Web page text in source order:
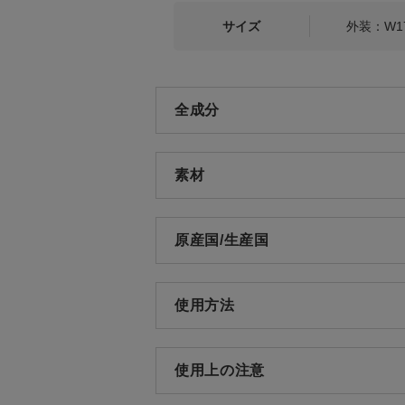
サイズ 外装：
全成分
素材
原産国/生産国
使用方法
使用上の注意